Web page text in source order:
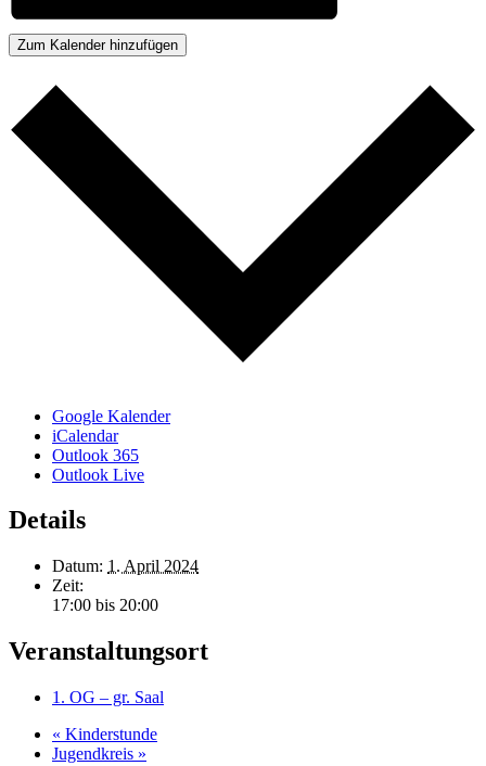
Zum Kalender hinzufügen
Google Kalender
iCalendar
Outlook 365
Outlook Live
Details
Datum: 1. April 2024
Zeit:
17:00 bis 20:00
Veranstaltungsort
1. OG – gr. Saal
« Kinderstunde
Jugendkreis »